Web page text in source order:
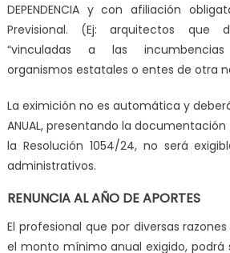
DEPENDENCIAy con afiliación
Previsional. (Ej: arquitectos que
“vinculadas a las
organismos estatales o entes de otra
La eximición no es automática y
ANUAL, presentando la documentación
la Resolución 1054/24, no será
administrativos.
RENUNCIA AL AÑO DE APORTES
El profesional que por diversas
el monto mínimo anual exigido, podrá